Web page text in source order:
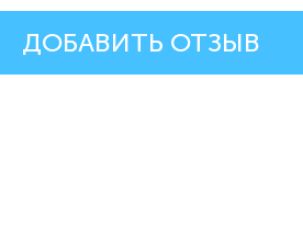
ДОБАВИТЬ ОТЗЫВ